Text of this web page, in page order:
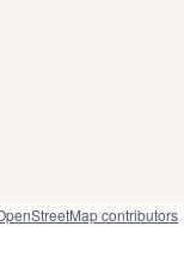
contributors